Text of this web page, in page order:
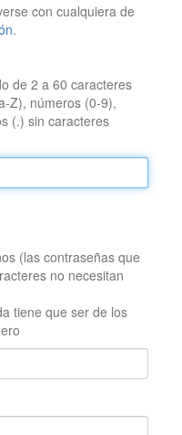
con cualquiera de
.
de 2 a 60 caracteres
Z), números (0-9),
(.) sin caracteres
(las contraseñas que
no necesitan
tiene que ser de los